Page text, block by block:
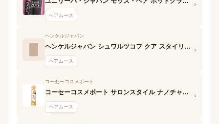
ヘアムース
›
ヘンケルジャパン
ヘンケルジャパン シュワルツコフ クア スタイリング エモリエントスムース
ヘアムース
›
コーセーコスメポート
コーセーコスメポート サロンスタイル ナノチャージ スタイリングムース(ナチュラルウェービー)
ヘアムース
›